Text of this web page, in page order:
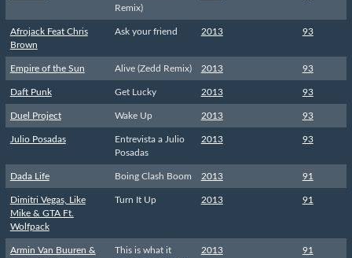
Remix)
Afrojack Feat Chris
Brown
Ask your friend 2013 93
Empire of the Sun Alive (Zedd Remix) 2013 93
Daft Punk Get Lucky 2013 93
Duel Project Wake Up 2013 93
Julio Posadas
Entrevista a Julio
Posadas
2013 93
Dada Life Boing Clash Boom 2013 91
Dimitri Vegas, Like
Mike & GTA Ft.
Wolfpack
Turn It Up 2013 91
Armin Van Buuren &
This is what it
2013 91